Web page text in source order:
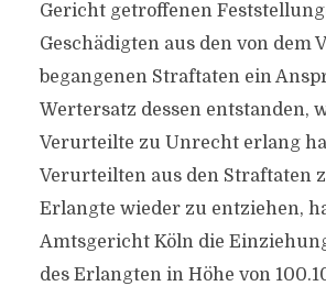
Gericht getroffenen
Geschädigten aus den von dem
begangenen Straftaten ein
Wertersatz dessen entstanden,
Verurteilte zu Unrecht erlang
Verurteilten aus den Straftaten
Erlangte wieder zu entziehen,
Amtsgericht Köln die
des Erlangten in Höhe von